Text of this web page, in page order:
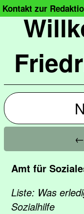
Kontakt zur
←
Amt für
Liste: Was
Sozialhilfe